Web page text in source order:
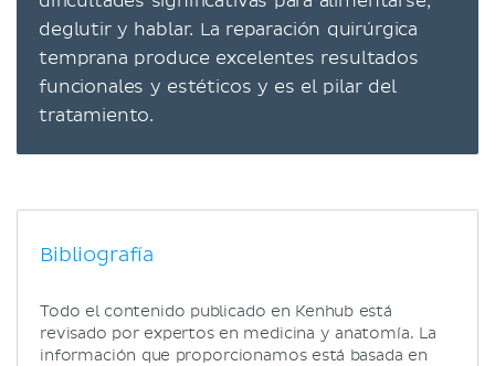
deglutir y hablar. La reparación quirúrgica
temprana produce excelentes resultados
funcionales y estéticos y es el pilar del
tratamiento.
Bibliografía
Todo el contenido publicado en Kenhub está
revisado por expertos en medicina y anatomía. La
información que proporcionamos está basada en